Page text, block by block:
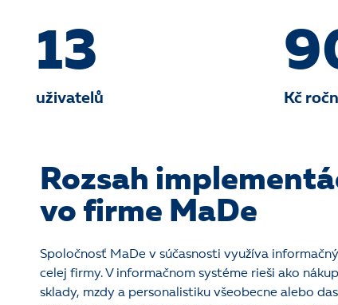
13
uživatelů Kč
Rozsah
vo firme MaDe
Spoločnosť MaDe v súčasnosti využíva
celej firmy. V informačnom systéme rieši ako
sklady, mzdy a personalistiku všeobecne alebo